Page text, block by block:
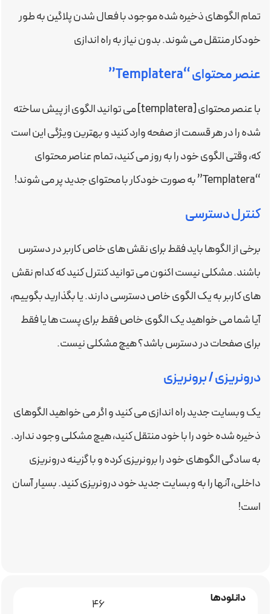
تمام الگوهای ذخیره شده موجود با فعال شدن پلاگین به طور
خودکار منتقل می شوند. بدون نیاز به راه اندازی
عنصر محتوای “Templatera”
با عنصر محتوای [templatera] می توانید الگوی از پیش ساخته
شده را در هر قسمت از صفحه وارد کنید و بهترین ویژگی این است
که، وقتی الگوی خود را به روز می کنید، تمام عناصر محتوای
“Templatera” به صورت خودکار با محتوای جدید پر می شوند!
کنترل دسترسی
برخی از الگوها باید فقط برای نقش های خاص کاربر در دسترس
باشند. مشکلی نیست اکنون می توانید کنترل کنید که کدام نقش
های کاربر به یک الگوی خاص دسترسی دارند. یا بگذارید بگوییم،
آیا شما می خواهید یک الگوی خاص فقط برای پست ها یا فقط
برای صفحات در دسترس باشد؟ هیچ مشکلی نیست.
درونریزی / برونریزی
یک وبسایت جدید راه اندازی می کنید و اگر می خواهید الگوهای
ذخیره شده خود را با خود منتقل کنید، هیچ مشکلی وجود ندارد.
به سادگی الگوهای خود را برونریزی کرده و با گزینه درونریزی
داخلی، آنها را به وبسایت جدید خود درونریزی کنید. بسیار آسان
است!
دانلودها 46